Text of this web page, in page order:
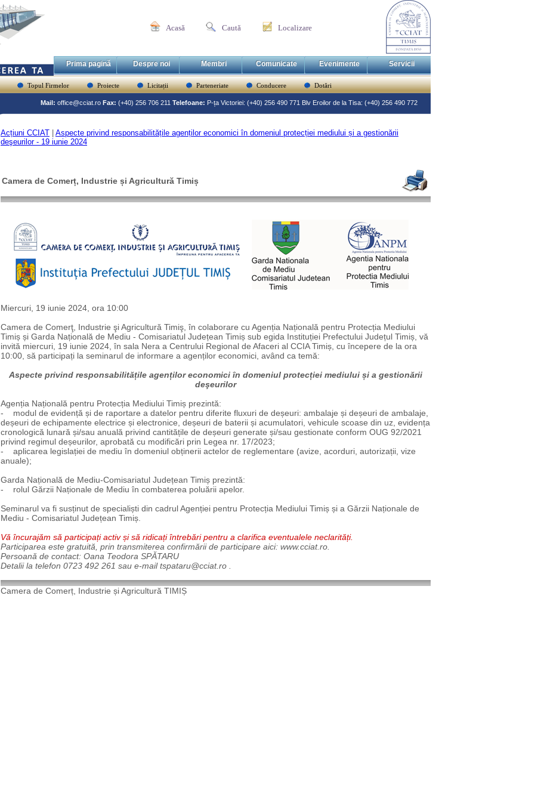
Acasă Caută Localizare
Prima pagină Despre noi Membri Comunicate Evenimente Servicii
Topul Firmelor Proiecte Licitații Parteneriate Conducere Dotări
Mail: office@cciat.ro Fax: (+40) 256 706 211 Telefoane: P-ța Victoriei: (+40) 256 490 771 Blv Eroilor de la Tisa: (+40) 256 490 772
Acțiuni CCIAT
Aspecte privind responsabilitățile agenților economici în domeniul protecției mediului și a gestionării
deşeurilor - 19 iunie 2024
Camera de Comerț, Industrie și Agricultură Timiș
Miercuri, 19 iunie 2024, ora 10:00
Camera de Comerţ, Industrie şi Agricultură Timiş, în colaborare cu Agenția Națională pentru Protecția Mediului
Timiș și Garda Națională de Mediu - Comisariatul Județean Timiș sub egida Instituției Prefectului Județul Timiș, vă
invită miercuri, 19 iunie 2024, în sala Nera a Centrului Regional de Afaceri al CCIA Timiș, cu începere de la ora
10:00, să participați la seminarul de informare a agenților economici, având ca temă:
Aspecte privind responsabilitățile agenților economici în domeniul protecției mediului și a gestionării
deşeurilor
Agenția Națională pentru Protecția Mediului Timiș prezintă:
- modul de evidență și de raportare a datelor pentru diferite fluxuri de deșeuri: ambalaje și deșeuri de ambalaje,
deșeuri de echipamente electrice și electronice, deșeuri de baterii și acumulatori, vehicule scoase din uz, evidența
cronologică lunară și/sau anuală privind cantitățile de deșeuri generate și/sau gestionate conform OUG 92/2021
privind regimul deșeurilor, aprobată cu modificări prin Legea nr. 17/2023;
- aplicarea legislației de mediu în domeniul obținerii actelor de reglementare (avize, acorduri, autorizații, vize
anuale);
Garda Națională de Mediu-Comisariatul Județean Timiș prezintă:
- rolul Gărzii Naționale de Mediu în combaterea poluării apelor.
Seminarul va fi susținut de specialiști din cadrul Agenției pentru Protecția Mediului Timiș și a Gărzii Naționale de
Mediu - Comisariatul Județean Timiș.
Vă încurajăm să participați activ și să ridicați întrebări pentru a clarifica eventualele neclarități.
Participarea este gratuită, prin transmiterea confirmării de participare aici: www.cciat.ro.
Persoană de contact: Oana Teodora SPĂTARU
Detalii la telefon 0723 492 261 sau e-mail tspataru@cciat.ro .
Camera de Comerț, Industrie și Agricultură TIMIȘ